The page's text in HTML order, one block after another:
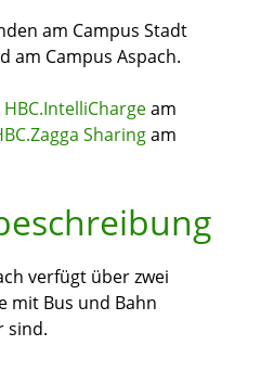
am Campus Stadt
am Campus Aspach.
HBC.IntelliChargeam
Sharingam
verfügt über zwei
mit Bus und Bahn
sind.